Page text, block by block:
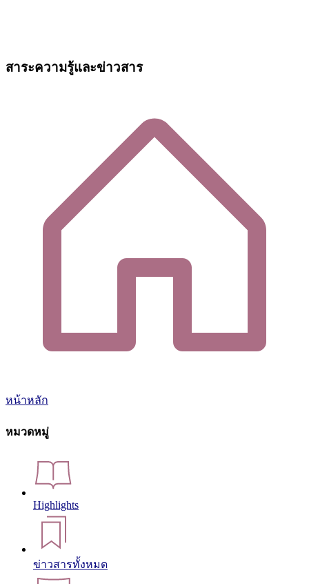
สาระความรู้และข่าวสาร
หน้าหลัก
หมวดหมู่
Highlights
ข่าวสารทั้งหมด